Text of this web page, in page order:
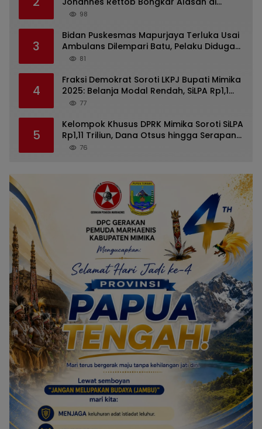
Depan DPRK: Uang Tidak Hilang!
98
3
Bidan Puskesmas Mapurjaya Terluka Usai
Ambulans Dilempari Batu, Pelaku Diduga
Kelompok Mabuk di Jalan Poros Timika
81
4
Fraksi Demokrat Soroti LKPJ Bupati Mimika
2025: Belanja Modal Rendah, SiLPA Rp1,1
Triliun hingga Infrastruktur Tak Capai
77
5
Kelompok Khusus DPRK Mimika Soroti SiLPA
Rp1,11 Triliun, Dana Otsus hingga Serapan
Belanja dalam Pandangan Umum LKPJ
76